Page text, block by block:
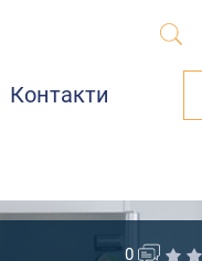
Контакти
0